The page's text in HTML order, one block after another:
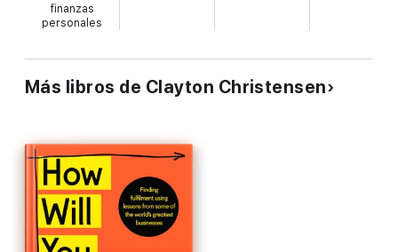
cliente real; el segundo, fijar cómo la empresa obtendrá
provecho dando respuesta a esa necesidad, y el tercero,
aquí reunidos muestran cómo el crecimiento transformador
suele ser fruto de innovaciones tecnológicas o de producto
Los IMPRESCINDIBLES de Conecta, en colaboración con Harvard
Business Review, permiten acceder a las grandes ideas de los
autores de referencia que inspiran a directivos y profesionales.
Este volumen reúne los textos «Reinventa tu modelo de
negocio», de Mark W. Johnson, Clayton M. Christensen y
Henning Kagermann, y «El ADN de los innovadores», de Jeffrey
finanzas
personales
Más libros de Clayton Christensen